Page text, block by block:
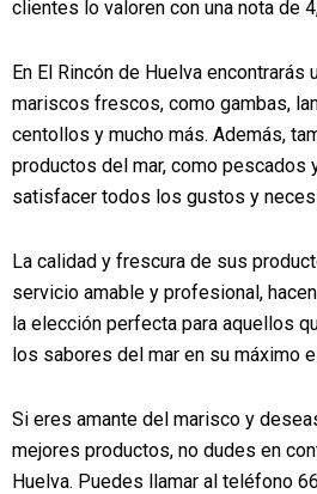
clientes lo valoren con una nota de
En El Rincón de Huelva encontrarás
mariscos frescos, como gambas,
centollos y mucho más. Además,
productos del mar, como pescados
satisfacer todos los gustos y
La calidad y frescura de sus
servicio amable y profesional,
la elección perfecta para aquellos
los sabores del mar en su máximo
Si eres amante del marisco y
mejores productos, no dudes en
Huelva. Puedes llamar al teléfono